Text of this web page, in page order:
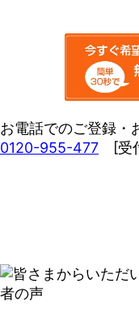
お電話でのご登録・
0120-955-477 [受